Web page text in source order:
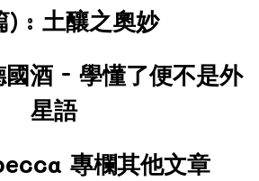
) : 土釀之奧妙
國酒- 學懂了便不是外
星語
專欄其他文章